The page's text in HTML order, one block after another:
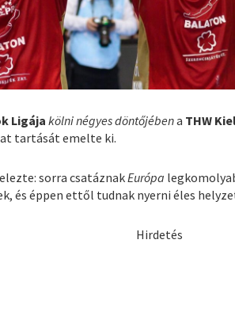
Ligája kölni négyes döntőjébena THW
tartását emelte ki.
sorra csatáznakEurópa
és éppen ettől tudnak nyerni éles
Hirdetés